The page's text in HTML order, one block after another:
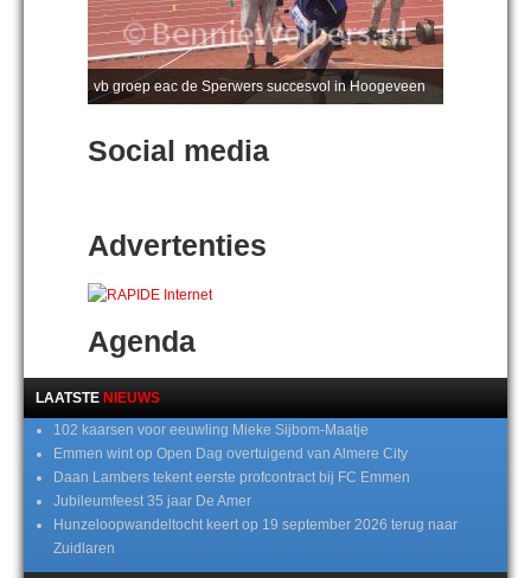
vb groep eac de Sperwers succesvol in Hoogeveen
Social media
Advertenties
Agenda
LAATSTE NIEUWS
102 kaarsen voor eeuwling Mieke Sijbom-Maatje
Emmen wint op Open Dag overtuigend van Almere City
Daan Lambers tekent eerste profcontract bij FC Emmen
Jubileumfeest 35 jaar De Amer
Hunzeloopwandeltocht keert op 19 september 2026 terug naar
Zuidlaren